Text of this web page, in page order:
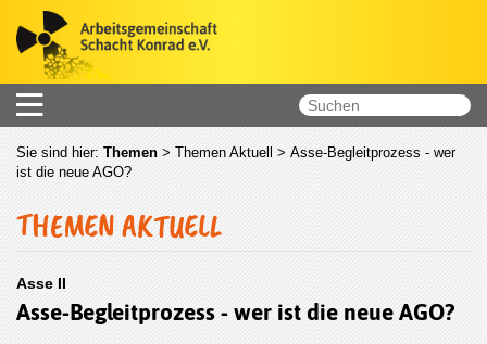
Sie sind hier: Themen > Themen Aktuell
> Asse-Begleitprozess - wer
ist die neue AGO?
THEMEN AKTUELL
Asse II
Asse-Begleitprozess - wer ist die neue AGO?